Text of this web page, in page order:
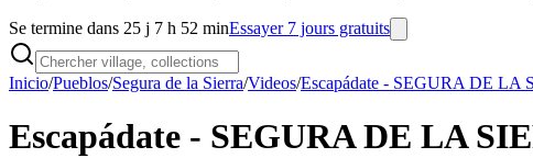
Se termine dans 25 j 7 h 52 minEssayer 7 jours gratuits
Inicio/Pueblos/Segura de la Sierra/Videos/Escapádate - SEGURA DE LA
Escapádate - SEGURA DE LA